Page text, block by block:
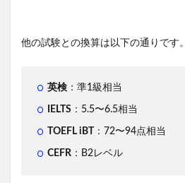
他の試験との換算は以下の通りです。
英検 ：準1級相当
IELTS ：5.5〜6.5相当
TOEFL iBT ：72〜94点相当
CEFR ：B2レベル